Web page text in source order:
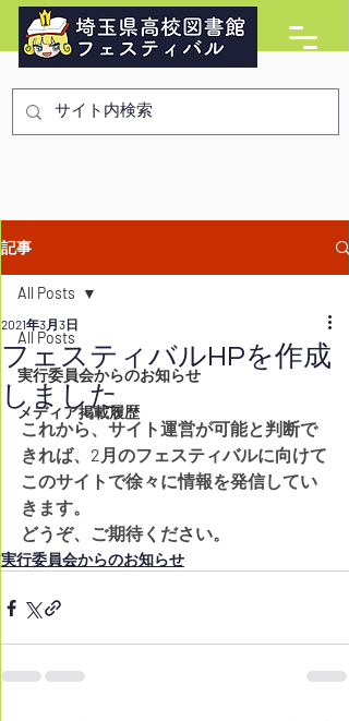
記事
All Posts
実行委員会からのお知らせ
メディア掲載履歴
All Posts
フェスティバルHPを作成
しました
2021年3月3日
これから、サイト運営が可能と判断で
きれば、2月のフェスティバルに向けて
このサイトで徐々に情報を発信してい
きます。
どうぞ、ご期待ください。
実行委員会からのお知らせ